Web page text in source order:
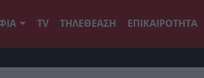
TV ΤΗΛΕΘΕΑΣΗ ΕΠΙΚΑΙΡΟΤΗΤΑ